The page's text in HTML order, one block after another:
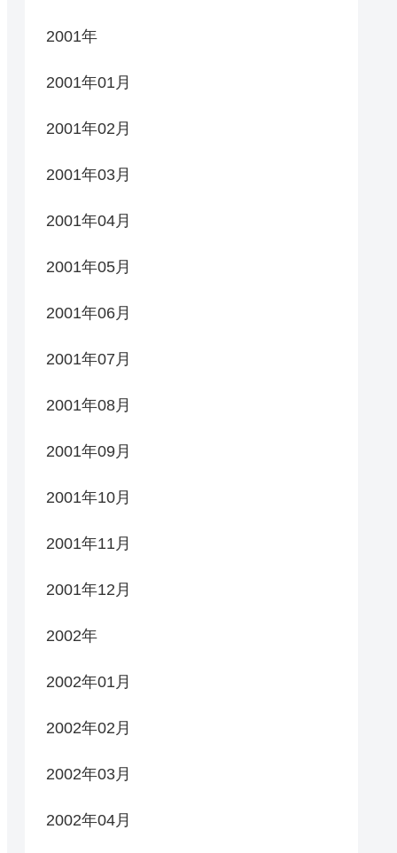
2001年
2001年01月
2001年02月
2001年03月
2001年04月
2001年05月
2001年06月
2001年07月
2001年08月
2001年09月
2001年10月
2001年11月
2001年12月
2002年
2002年01月
2002年02月
2002年03月
2002年04月